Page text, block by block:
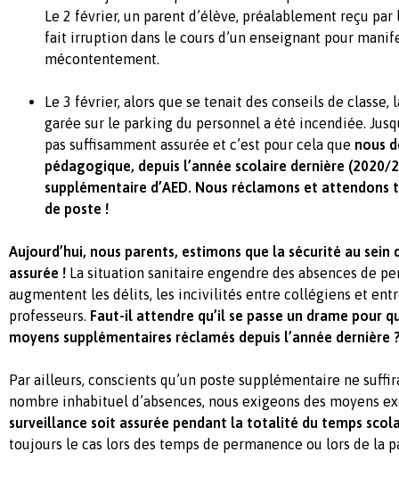
Le 2 février, un parent d’élève, préalablement reçu par
fait irruption dans le cours d’un enseignant pour
mécontentement.
Le 3 février, alors que se tenait des conseils de classe,
garée sur le parking du personnel a été incendiée.
pas suffisamment assurée et c’est pour cela que nous
pédagogique, depuis l’année scolaire dernière (2020/
supplémentaire d’AED. Nous réclamons et
de poste !
Aujourd’hui, nous parents, estimons que la sécurité au sein
assurée ! La situation sanitaire engendre des absences de
augmentent les délits, les incivilités entre collégiens et
professeurs. Faut-il attendre qu’il se passe un drame pour
moyens supplémentaires réclamés depuis l’année dernière
Par ailleurs, conscients qu’un poste supplémentaire ne
nombre inhabituel d’absences, nous exigeons des moyens
surveillance soit assurée pendant la totalité du temps
toujours le cas lors des temps de permanence ou lors de la